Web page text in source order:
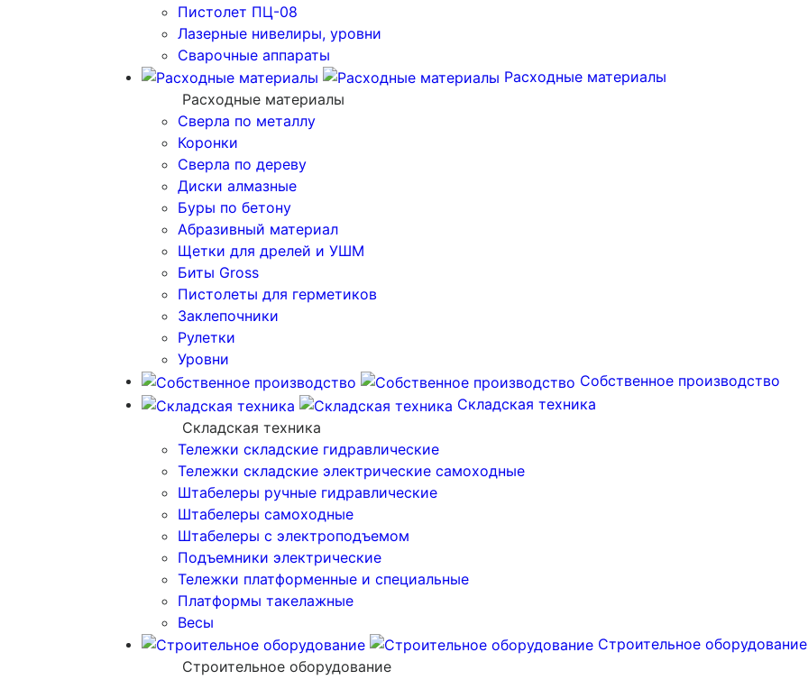
Пистолет ПЦ-08
Лазерные нивелиры, уровни
Сварочные аппараты
Расходные материалы
Расходные материалы
Сверла по металлу
Коронки
Сверла по дереву
Диски алмазные
Буры по бетону
Абразивный материал
Щетки для дрелей и УШМ
Биты Gross
Пистолеты для герметиков
Заклепочники
Рулетки
Уровни
Собственное производство
Складская техника
Складская техника
Тележки складские гидравлические
Тележки складские электрические самоходные
Штабелеры ручные гидравлические
Штабелеры самоходные
Штабелеры с электроподъемом
Подъемники электрические
Тележки платформенные и специальные
Платформы такелажные
Весы
Строительное оборудование
Строительное оборудование